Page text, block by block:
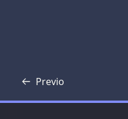
Previo
Transcripción